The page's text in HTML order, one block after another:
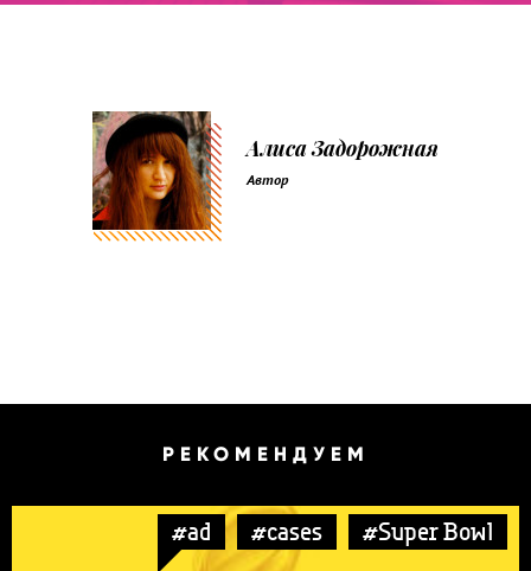
Алиса Задорожная
Автор
РЕКОМЕНДУЕМ
#ad #cases #Super Bowl